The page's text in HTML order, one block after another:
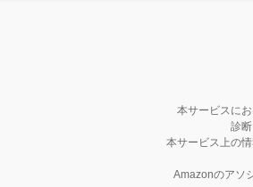
本サービスに
診
本サービス上の
Amazonのアソ